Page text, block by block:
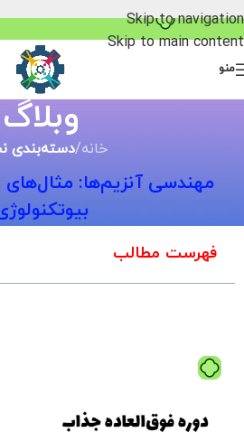
خرید قسطی با ترب‌پی
Skip to navigation
Skip to main content
منو
وبلاگ
خانه/دسته‌بندی
مهندسی آنزیم‌ها:
فهرست مطالب